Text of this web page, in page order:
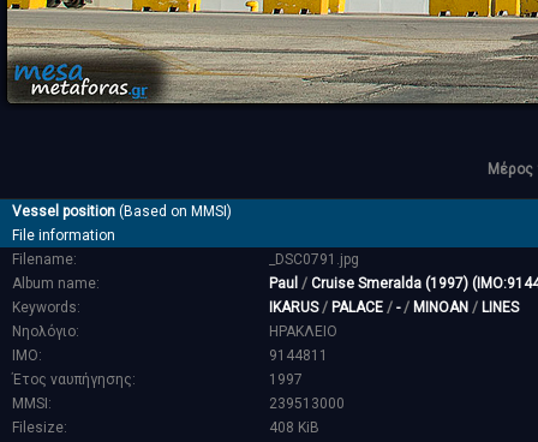
Μέρος
Vessel position (Based on MMSI)
File information
Filename:
_DSC0791.jpg
Album name:
Paul / Cruise Smeralda (1997)
Keywords:
IKARUS/ PALACE / -/ MINOAN / LINES
Νηολόγιο:
ΗΡΑΚΛΕΙΟ
IMO:
9144811
Έτος ναυπήγησης:
1997
MMSI:
239513000
Filesize:
408 KiB